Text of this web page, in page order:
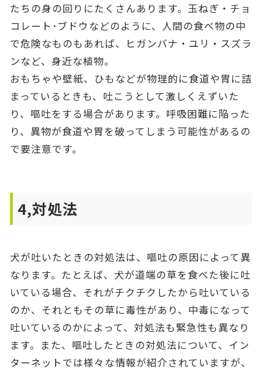
たちの身の回りにたくさんあります。玉ねぎ・チョ
コレート･ブドウなどのように、人間の食べ物の中
で危険なものもあれば、ヒガンバナ・ユリ・スズラ
ンなど、身近な植物。
おもちゃや壁紙、ひもなどが物理的に食道や胃に詰
まっているときも、吐こうとして激しくえずいた
り、嘔吐をする場合があります。呼吸困難に陥った
り、異物が食道や胃を破ってしまう可能性があるの
で要注意です。
4,対処法
犬が吐いたときの対処法は、嘔吐の原因によって異
なります。たとえば、犬が道端の草を食べた後に吐
いている場合、それがチクチクしたから吐いている
のか、それともその草に毒性があり、中毒になって
吐いているのかによって、対処法も緊急性も異なり
ます。また、嘔吐したときの対処法について、イン
ターネットでは様々な情報が紹介されていますが、